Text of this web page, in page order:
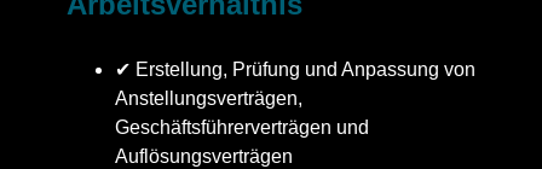
✔ Erstellung, Prüfung und Anpassung von
Anstellungsverträgen,
Geschäftsführerverträgen und
Auflösungsverträgen